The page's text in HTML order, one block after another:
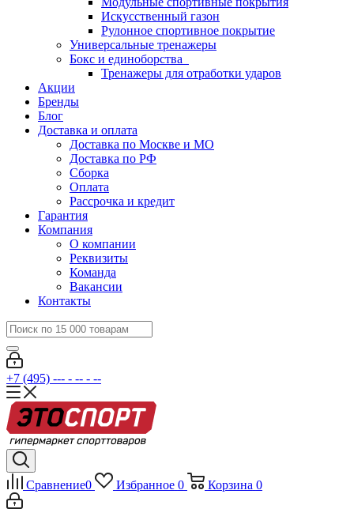
Искусственный газон
Рулонное спортивное покрытие
Универсальные тренажеры
Бокс и единоборства
Тренажеры для отработки ударов
Акции
Бренды
Блог
Доставка и оплата
Доставка по Москве и МО
Доставка по РФ
Сборка
Оплата
Рассрочка и кредит
Гарантия
Компания
О компании
Реквизиты
Команда
Вакансии
Контакты
+7 (495) --- - -- - --
Сравнение0 Избранное 0 Корзина 0